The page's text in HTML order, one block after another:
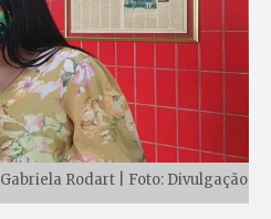
Rodart | Foto: Divulgação